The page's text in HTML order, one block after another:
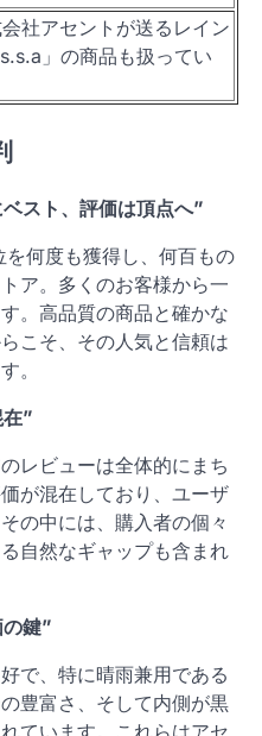
社アセントが送るレイン
」の商品も扱ってい
スト、評価は頂点へ”
何度も獲得し、何百もの
ア。多くのお客様から一
。高品質の商品と確かな
こそ、その人気と信頼は
。
”
レビューは全体的にまち
が混在しており、ユーザ
の中には、購入者の個々
自然なギャップも含まれ
鍵”
で、特に晴雨兼用である
豊富さ、そして内側が黒